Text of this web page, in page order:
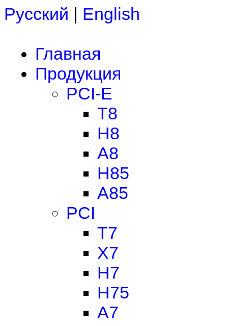
Русский | English
Главная
Продукция
PCI-E
T8
H8
A8
H85
A85
PCI
T7
X7
H7
H75
A7